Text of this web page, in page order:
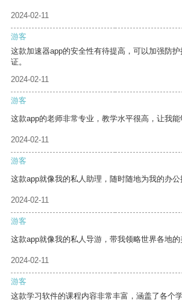
2024-02-11
游客
这款加速器app的安全性有待提高，可以加强防
证。
2024-02-11
游客
这款app的老师非常专业，教学水平很高，让我能
2024-02-11
游客
这款app就像我的私人助理，随时随地为我的办公
2024-02-11
游客
这款app就像我的私人导游，带我领略世界各地的
2024-02-11
游客
这款学习软件的课程内容非常丰富，涵盖了各个